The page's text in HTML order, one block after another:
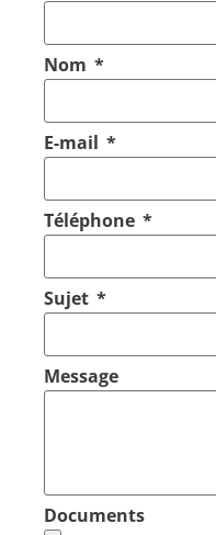
Nom
E-mail
Téléphone
Sujet
Message
Documents